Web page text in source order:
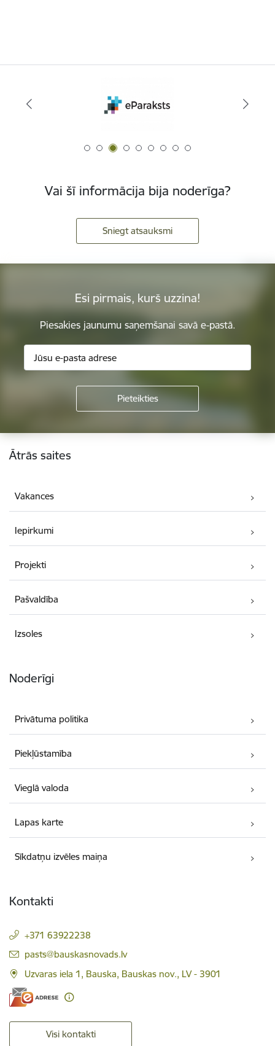
Vai šī informācija bija noderīga?
Sniegt atsauksmi
Esi pirmais, kurš uzzina!
Piesakies jaunumu saņemšanai savā e-pastā.
Kājene
Ātrās saites
Vakances
Iepirkumi
Projekti
Pašvaldība
Izsoles
Noderīgi
Privātuma politika
Piekļūstamība
Vieglā valoda
Lapas karte
Sīkdatņu izvēles maiņa
Kontakti
+371 63922238
E-pasts:
pasts@bauskasnovads.lv
Uzvaras iela 1, Bauska, Bauskas nov., LV - 3901
Visi kontakti